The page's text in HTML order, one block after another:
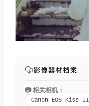
影像器材档案
📷 相关相机：
Canon EOS Kiss II